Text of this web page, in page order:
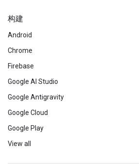
构建
Android
Chrome
Firebase
Google AI Studio
Google Antigravity
Google Cloud
Google Play
View all